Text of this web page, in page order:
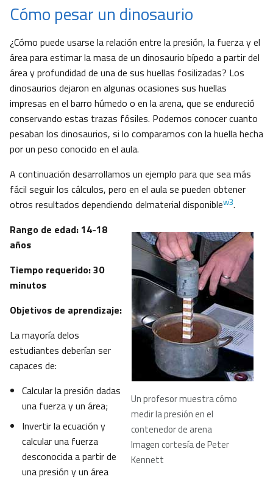
Cómo pesar un dinosaurio
¿Cómo puede usarse la relación entre la presión, la fuerza y el
área para estimar la masa de un dinosaurio bípedo a partir del
área y profundidad de una de sus huellas fosilizadas? Los
dinosaurios dejaron en algunas ocasiones sus huellas
impresas en el barro húmedo o en la arena, que se endureció
conservando estas trazas fósiles. Podemos conocer cuanto
pesaban los dinosaurios, si lo comparamos con la huella hecha
por un peso conocido en el aula.
A continuación desarrollamos un ejemplo para que sea más
fácil seguir los cálculos, pero en el aula se pueden obtener
otros resultados dependiendo delmaterial disponiblew3.
Un profesor muestra cómo
medir la presión en el
contenedor de arena
Imagen cortesía de Peter
Kennett
Rango de edad: 14-18
años
Tiempo requerido: 30
minutos
Objetivos de aprendizaje:
La mayoría delos
estudiantes deberían ser
capaces de:
Calcular la presión dadas
una fuerza y un área;
Invertir la ecuación y
calcular una fuerza
desconocida a partir de
una presión y un área